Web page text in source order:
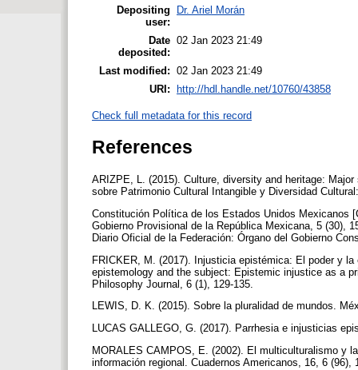
Depositing
user:
Dr. Ariel Morán
Date
deposited:
02 Jan 2023 21:49
Last modified: 02 Jan 2023 21:49
URI:
http://hdl.handle.net/10760/43858
Check full metadata for this record
References
ARIZPE, L. (2015). Culture, diversity and heritage:
sobre Patrimonio Cultural Intangible y Diversidad
Constitución Política de los Estados Unidos Mexicanos
Gobierno Provisional de la República Mexicana, 5 (30),
Diario Oficial de la Federación: Órgano del Gobierno
FRICKER, M. (2017). Injusticia epistémica: El poder y
epistemology and the subject: Epistemic injustice as a
Philosophy Journal, 6 (1), 129-135.
LEWIS, D. K. (2015). Sobre la pluralidad de mundos.
LUCAS GALLEGO, G. (2017). Parrhesia e injusticias
MORALES CAMPOS, E. (2002). El multiculturalismo y
información regional. Cuadernos Americanos, 16, 6 (96),